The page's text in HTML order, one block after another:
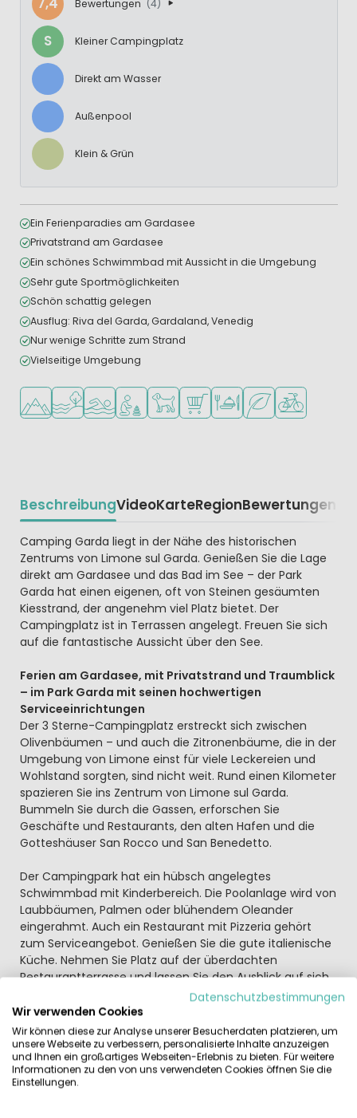
Bewertungen (4)
S Kleiner Campingplatz
Direkt am Wasser
Außenpool
Klein & Grün
Ein Ferienparadies am Gardasee
Privatstrand am Gardasee
Ein schönes Schwimmbad mit Aussicht in die Umgebung
Sehr gute Sportmöglichkeiten
Schön schattig gelegen
Ausflug: Riva del Garda, Gardaland, Venedig
Nur wenige Schritte zum Strand
Vielseitige Umgebung
In den Bergen/Hügeln
Am Wasser
FreibadEmpfohlen für kleine Kinder
Haustiere erlaubt
Supermarkt/Laden
Restaurant oder Pizzeria
Grüne LageFahrradverleih
BeschreibungVideoKarteRegionBewertungen
Beschrijving
Camping Garda liegt in der Nähe des historischen
Zentrums von Limone sul Garda. Genießen Sie die Lage
direkt am Gardasee und das Bad im See – der Park
Garda hat einen eigenen, oft von Steinen gesäumten
Kiesstrand, der angenehm viel Platz bietet. Der
Campingplatz ist in Terrassen angelegt. Freuen Sie sich
auf die fantastische Aussicht über den See.
Ferien am Gardasee, mit Privatstrand und Traumblick
– im Park Garda mit seinen hochwertigen
Serviceeinrichtungen
Der 3 Sterne-Campingplatz erstreckt sich zwischen
Olivenbäumen – und auch die Zitronenbäume, die in der
Umgebung von Limone einst für viele Leckereien und
Wohlstand sorgten, sind nicht weit. Rund einen Kilometer
spazieren Sie ins Zentrum von Limone sul Garda.
Bummeln Sie durch die Gassen, erforschen Sie
Geschäfte und Restaurants, den alten Hafen und die
Gotteshäuser San Rocco und San Benedetto.
Der Campingpark hat ein hübsch angelegtes
Schwimmbad mit Kinderbereich. Die Poolanlage wird von
Laubbäumen, Palmen oder blühendem Oleander
eingerahmt. Auch ein Restaurant mit Pizzeria gehört
zum Serviceangebot. Genießen Sie die gute italienische
Küche. Nehmen Sie Platz auf der überdachten
Restaurantterrasse und lassen Sie den Ausblick auf sich
wirken. Oder gönnen Sie sich einen Cappuccino, wie er
nur im Italienurlaub schmeckt, und ein Eis, während Sie
von der Barterrasse auf das kräftige Blau des Sees
blicken.
Falls Sie lieber auf Ihrem Stellplatz oder der Terrasse
Ihres Mobilheimes genießen…
Datenschutzbestimmungen
Wir verwenden Cookies
Wir können diese zur Analyse unserer Besucherdaten platzieren, um
unsere Webseite zu verbessern, personalisierte Inhalte anzuzeigen
und Ihnen ein großartiges Webseiten-Erlebnis zu bieten. Für weitere
Informationen zu den von uns verwendeten Cookies öffnen Sie die
Einstellungen.